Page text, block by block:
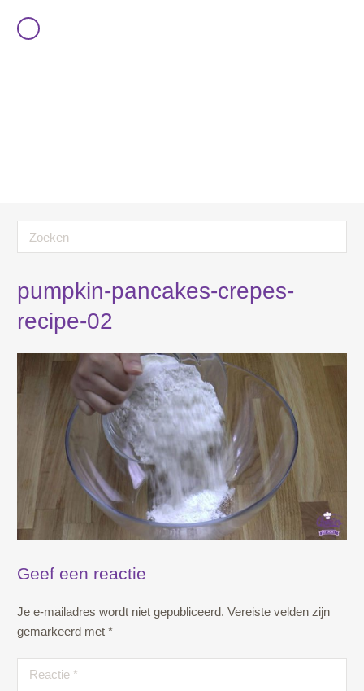
pumpkin-pancakes-crepes-
recipe-02
Geef een reactie
Je e-mailadres wordt niet gepubliceerd. Vereiste velden zijn
gemarkeerd met *